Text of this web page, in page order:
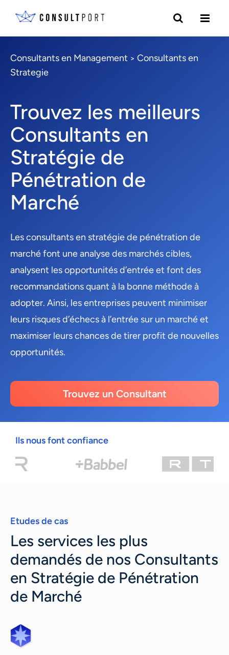
Consultants en Management > Consultants en
Strategie
Trouvez les meilleurs
Consultants en
Stratégie de
Pénétration de
Marché
Les consultants en stratégie de pénétration de
marché font une analyse des marchés cibles,
analysent les opportunités d’entrée et font des
recommandations quant à la bonne méthode à
adopter. Ainsi, les entreprises peuvent minimiser
leurs risques d’échecs à l’entrée sur un marché et
maximiser leurs chances de tirer profit de nouvelles
opportunités.
Trouvez un Consultant
Ils nous font confiance
Etudes de cas
Les services les plus
demandés de nos Consultants
en Stratégie de Pénétration
de Marché